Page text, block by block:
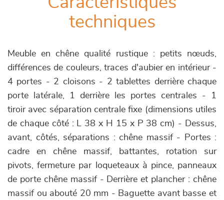
techniques
Meuble en chêne qualité rustique : petits nœuds,
différences de couleurs, traces d'aubier en intérieur -
4 portes - 2 cloisons - 2 tablettes derrière chaque
porte latérale, 1 derrière les portes centrales - 1
tiroir avec séparation centrale fixe (dimensions utiles
de chaque côté : L 38 x H 15 x P 38 cm) - Dessus,
avant, côtés, séparations : chêne massif - Portes :
cadre en chêne massif, battantes, rotation sur
pivots, fermeture par loqueteaux à pince, panneaux
de porte chêne massif - Derrière et plancher : chêne
massif ou abouté 20 mm - Baguette avant basse et